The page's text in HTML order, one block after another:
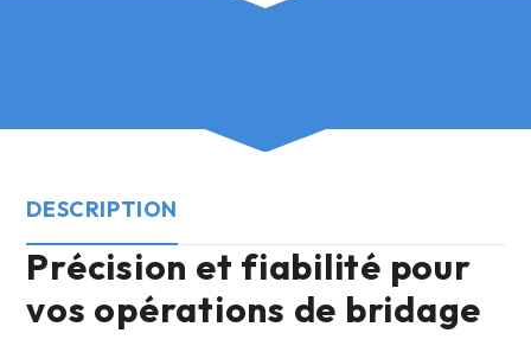
DESCRIPTION
précision et fiabilité pour
vos opérations de bridage